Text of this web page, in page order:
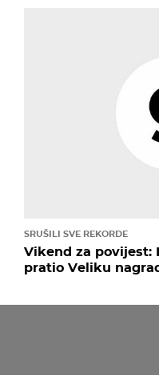
SRUŠILI SVE REKORDE
Vikend za povijest:
pratio Veliku